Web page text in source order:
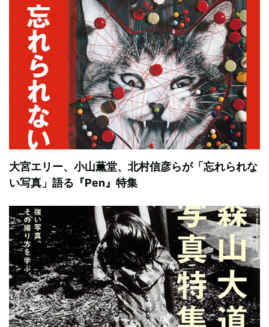
大宮エリー、小山薫堂、北村信彦らが「忘れられな
い写真」語る『Pen』特集